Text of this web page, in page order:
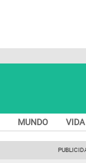
MUNDO VIDA